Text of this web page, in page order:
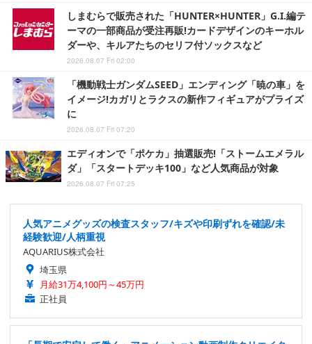
しまむらで販売された「HUNTER×HUNTER」G.I.編テ
ーマの一部商品が受注再販!カードデザインのキーホル
ダーや、キルアたちのセリフ付ソックスなど
2026.08.07 Fri 02:00
「機動戦士ガンダムSEED」エンディング「暁の車」を
イメージ!カガリとラクスの新作フィギュアがプライズ
に
2026.08.07 Fri 07:20
エディオンで「ポケカ」抽選販売!「ストームエメラル
ダ」「スタートデッキ100」など人気商品が対象
2026.08.07 Fri 07:25
人気アニメグッズの検査スタッフ/キズや印刷ずれを確認/未
経験歓迎/人柄重視
AQUARIUS株式会社
埼玉県
月給31万4,100円～45万円
正社員